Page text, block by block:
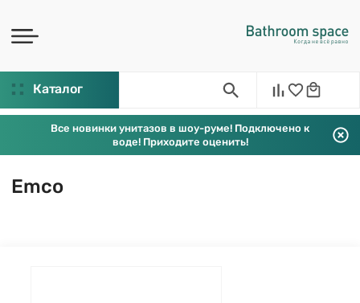
Каталог
Все новинки унитазов в шоу-руме! Подключено к
воде! Приходите оценить!
Emco